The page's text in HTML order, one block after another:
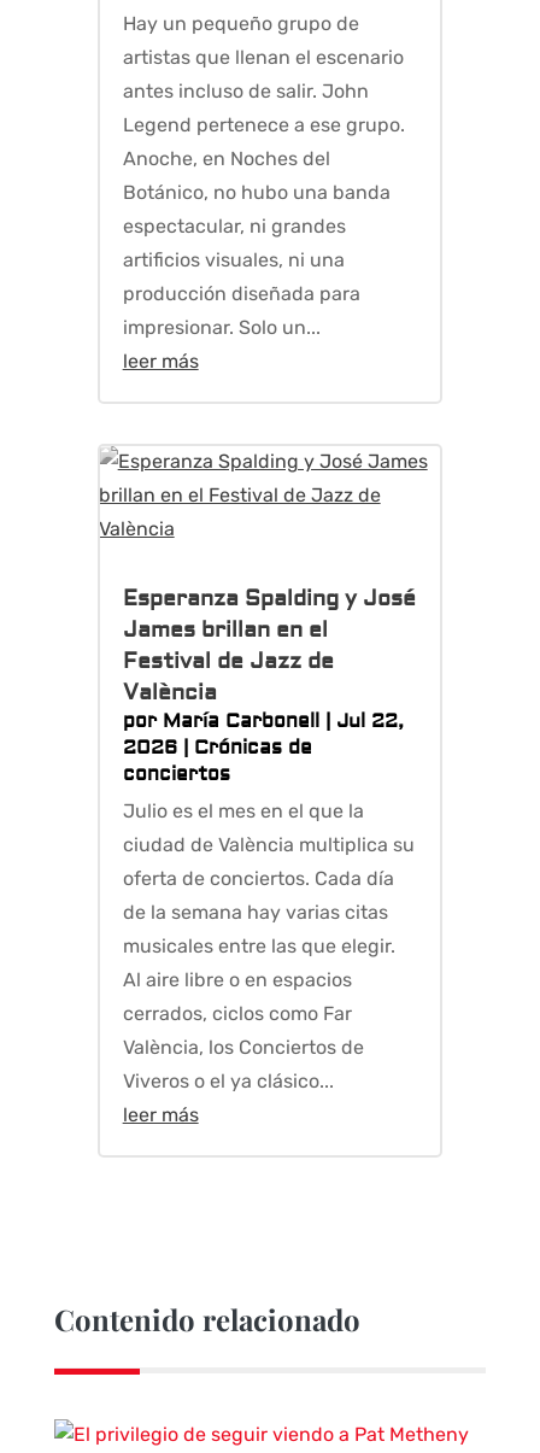
Hay un pequeño grupo de
artistas que llenan el escenario
antes incluso de salir. John
Legend pertenece a ese grupo.
Anoche, en Noches del
Botánico, no hubo una banda
espectacular, ni grandes
artificios visuales, ni una
producción diseñada para
impresionar. Solo un...
leer más
Esperanza Spalding y José
James brillan en el
Festival de Jazz de
València
por María Carbonell| Jul 22,
2026| Crónicas de
conciertos
Julio es el mes en el que la
ciudad de València multiplica su
oferta de conciertos. Cada día
de la semana hay varias citas
musicales entre las que elegir.
Al aire libre o en espacios
cerrados, ciclos como Far
València, los Conciertos de
Viveros o el ya clásico...
leer más
Contenido relacionado